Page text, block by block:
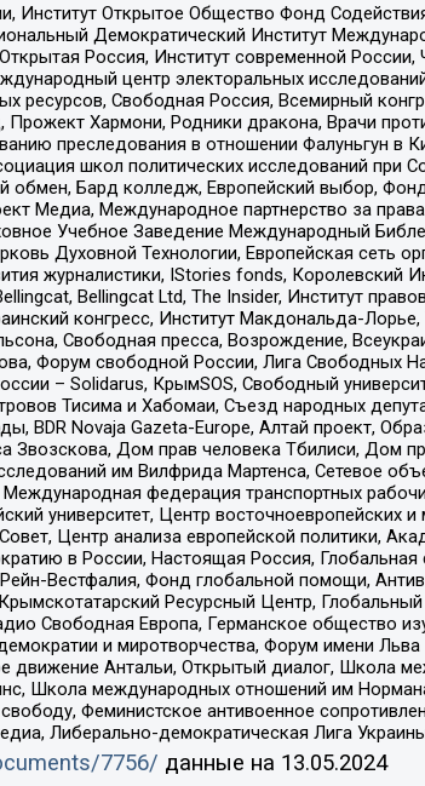
Институт Открытое Общество Фонд
Демократический Институт
Россия, Институт современной
центр электоральных
Свободная Россия, Всемирный
Хармони, Родники дракона, Врачи
преследования в отношении Фалуньгун в
школ политических исследований при
обмен, Бард колледж, Европейский выбор,
Медиа, Международное партнерство за
Учебное Заведение Международный
Духовной Технологии, Европейская
журналистики, IStories fonds,
Bellingcat Ltd, The Insider, Институт
конгресс, Институт Макдональда-
Свободная пресса, Возрождение,
Форум свободной России, Лига Свободных
– Solidarus, КрымSOS, Свободный
Тисима и Хабомаи, Съезд народных
BDR Novaja Gazeta-Europe, Алтай проект,
Звозскова, Дом прав человека Тбилиси, Дом
им Вилфрида Мартенса, Сетевое
федерация транспортных
университет, Центр
Центр анализа европейской политики,
в России, Настоящая Россия,
Вестфалия, Фонд глобальной помощи,
Ресурсный Центр,
Свободная Европа, Германское общество
и миротворчества, Форум имени
движение Антальи, Открытый диалог, Школа
Школа международных отношений им
Феминистское антивоенное
Либерально-демократическая Лига
7756/ данные на 13.05.2024